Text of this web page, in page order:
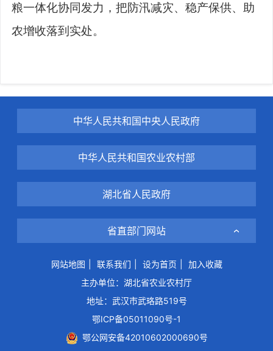
粮一体化协同发力，把防汛减灾、稳产保供、助
农增收落到实处。
中华人民共和国中央人民政府
中华人民共和国农业农村部
湖北省人民政府
省直部门网站
网站地图 联系我们 设为首页
加入收藏
主办单位：湖北省农业农村厅
地址：武汉市武珞路519号
鄂ICP备05011090号-1
鄂公网安备42010602000690号